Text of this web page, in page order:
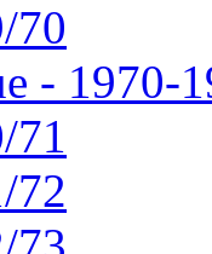
70
- 1970-
71
72